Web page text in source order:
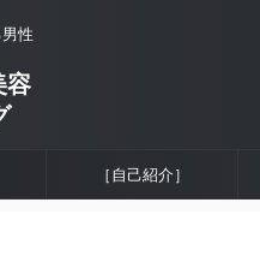
性
容
［自己紹介］